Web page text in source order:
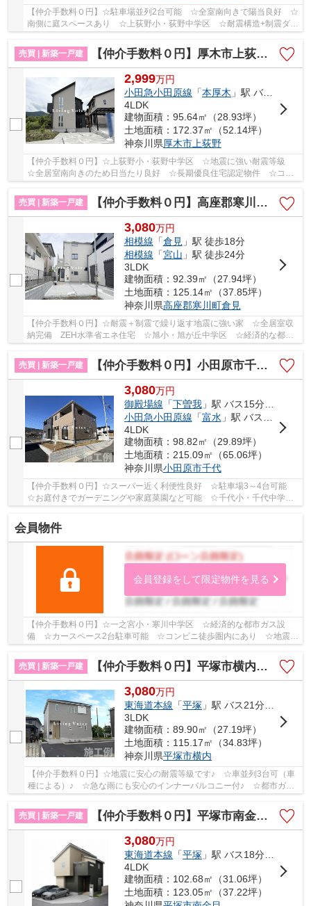
【仲介手数料０円】☆駐車場並列2台可能 ☆全室南向きで陽当良好 ☆
南側に庭スペースあり ☆上荻野小・荻野中学区 ☆耐震構造+制震ダン
パーで地震に強い家 ☆経済的な都市ガス設備♪ 【...
売買 | 新築一戸建
【仲介手数料０円】厚木市上荻野2期 新築一戸建て
2,999万円
小田急小田原線 「本厚木 」駅 バス32分 「相州病院」 停歩3分
4LDK
建物面積：95.64㎡（28.93坪）
土地面積：172.37㎡（52.14坪）
神奈川県厚木市上荻野
【仲介手数料０円】☆上荻野小・荻野中学区 ☆地震に強い耐震等級
☆全居室南向きのため日当たり良好 ☆長期優良住宅認定物件 ☆コン
ビニ徒歩圏内にあり ☆収納スペース豊富♪ 【厚木市...
売買 | 新築一戸建
【仲介手数料０円】高座郡寒川町倉見 新築一戸建て 3号棟 全3棟
3,080万円
相模線 「倉見」駅 徒歩18分
相模線 「宮山 」駅 徒歩24分
3LDK
建物面積：92.39㎡（27.94坪）
土地面積：125.14㎡（37.85坪）
神奈川県高座郡寒川町倉見
【仲介手数料０円】☆耐震＋制震で繰り返す地震に強い家 ☆全居室収
納完備 ZEH水準省エネ住宅 ☆旭小・旭が丘中学区 ☆経済的な都市
売買 | 新築一戸建
【仲介手数料０円】小田原市千代第12 新築一戸建て
3,080万円
御殿場線 「下曽我」駅 バス15分 「下河原上」 停歩2分
小田急小田原線 「富水」駅 バス5分 「下河原上」 停歩2分
4LDK
建物面積：98.82㎡（29.89坪）
土地面積：215.09㎡（65.06坪）
神奈川県小田原市千代
【仲介手数料０円】☆スーパー近く利便性良好 ☆駐車場3～4台可能
☆お庭付きでガーデニングや家庭菜園など可能 ☆千代小・千代中学
会員物件
会員登録をして限定物件を見る
【仲介手数料０円】☆一之宮小・寒川中学区 ☆経済的な都市ガス設
備 ☆カースペース2台駐車可能 ☆コンビニ徒歩圏内にあり ☆地震に
強い耐震等級 ☆全居室収納スペース完備♪ 【寒川町の...
売買 | 新築一戸建
【仲介手数料０円】平塚市横内第29 新築一戸建て
3,080万円
東海道本線 「平塚 」駅 バス21分 「横内団地前」 停歩5分
3LDK
建物面積：89.90㎡（27.19坪）
土地面積：115.17㎡（34.83坪）
神奈川県平塚市横内
【仲介手数料０円】☆地震に安心の耐震等級です♪ ☆車並列3台可（車
種による）♪ ☆急な雨にも安心のインナーバルコニー付♪ ☆都市ガス♪
売買 | 新築一戸建
【仲介手数料０円】平塚市南金目第1期 新築一戸建て 4号棟 全4棟
3,080万円
東海道本線 「平塚 」駅 バス18分 「南金目」 停歩6分
4LDK
建物面積：102.68㎡（31.06坪）
土地面積：123.05㎡（37.22坪）